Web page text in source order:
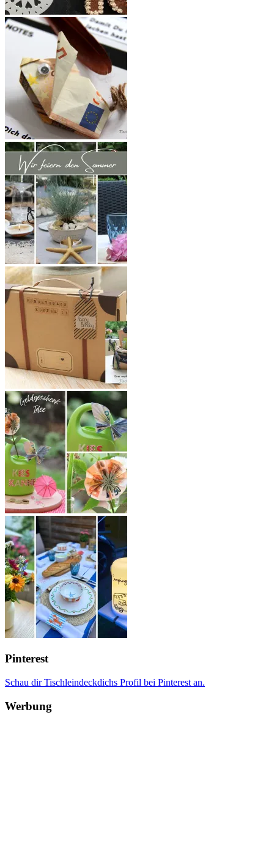
Pinterest
Schau dir Tischleindeckdichs Profil bei Pinterest an.
Werbung